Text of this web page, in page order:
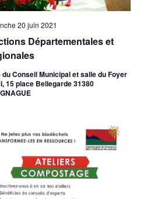
Départementales et
20 juin 2021
du Conseil Municipal et salle du Foyer
15 place Bellegarde 31380